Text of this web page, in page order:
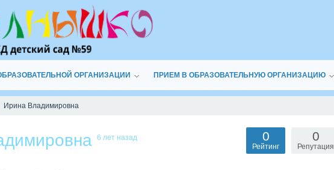
ОРГАНИЗАЦИИ ПРИЕМ В ОБРАЗОВАТЕЛЬНУЮ ОРГАНИЗАЦИЮ
Ирина Владимировна
6 лет назад 0
Репутация
0
Рейтинг